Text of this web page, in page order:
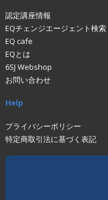
認定講座情報
EQチェンジエージェント検索
EQ cafe
EQとは
6SJ Webshop
お問い合わせ
Help
プライバシーポリシー
特定商取引法に基づく表記